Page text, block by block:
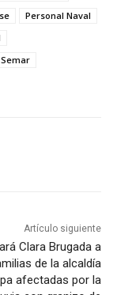
Personal Naval
Semar
Artículo siguiente
Clara Brugada a
de la alcaldía
afectadas por la